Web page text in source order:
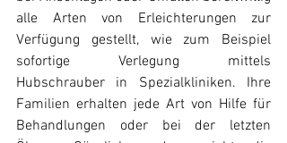
alle Arten von Erleichterungen zur
Verfügung gestellt, wie zum Beispiel
sofortige Verlegung mittels
Hubschrauber in Spezialkliniken. Ihre
Familien erhalten jede Art von Hilfe für
Behandlungen oder bei der letzten